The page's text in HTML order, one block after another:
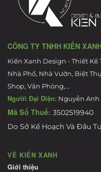
CÔNG TY TNHH KIẾN
Kiến Xanh Design - Thiết
Nhà Phố, Nhà Vườn, Biệt
Shop, Văn Phòng,...
Người Đại Diện: Nguyễn Anh
Mã Số Thuế: 3502519940
Do Sở Kế Hoạch Và Đầu
VỀ KIẾN XANH
Giới thiệu